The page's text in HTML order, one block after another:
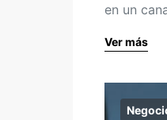
en un
Ver más